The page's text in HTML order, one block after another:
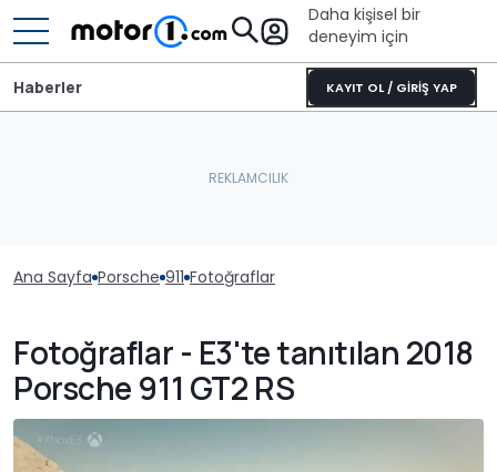
Daha kişisel bir
deneyim için
KAYIT OL / GİRİŞ YAP
Haberler
Ana Sayfa Porsche 911 Fotoğraflar
Fotoğraflar - E3'te tanıtılan 2018
Porsche 911 GT2 RS